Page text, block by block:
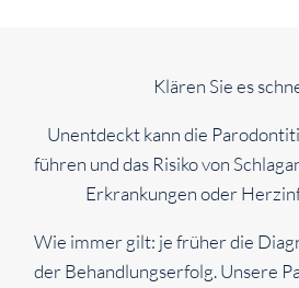
Klären Sie es
Unentdeckt kann die
führen und das Risiko von
Erkrankungen oder
Wie immer gilt: je früher die
der Behandlungserfolg. Unsere